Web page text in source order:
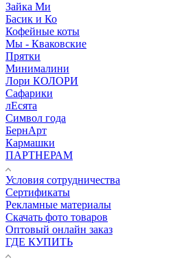
Зайка Ми
Басик и Ко
Кофейные коты
Мы - Кваковские
Прятки
Минималини
Лори КОЛОРИ
Сафарики
лЕсята
Символ года
БернАрт
Кармашки
ПАРТНЕРАМ
Условия сотрудничества
Сертификаты
Рекламные материалы
Скачать фото товаров
Оптовый онлайн заказ
ГДЕ КУПИТЬ